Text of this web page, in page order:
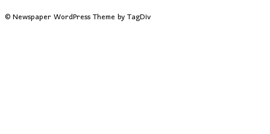
© Newspaper WordPress Theme by TagDiv